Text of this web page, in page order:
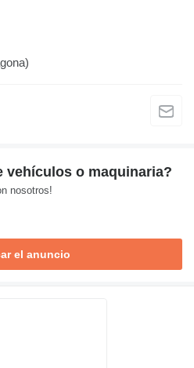
vehículos o maquinaria?
nosotros!
el anuncio